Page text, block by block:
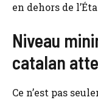
en dehors de
Niveau
catalan
Ce n’est pas